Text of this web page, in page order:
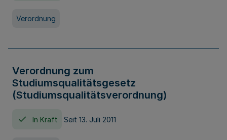
Verordnung
Verordnung zum
Studiumsqualitätsgesetz
(Studiumsqualitätsverordnung)
In Kraft Seit 13. Juli 2011